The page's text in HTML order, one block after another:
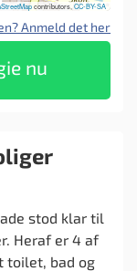
contributors,CC-BY-SA
Anmeld det her
nu
stod klar til
Heraf er 4 af
toilet, bad og